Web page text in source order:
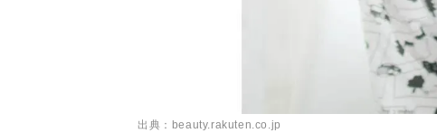
出典：beauty.rakuten.co.jp